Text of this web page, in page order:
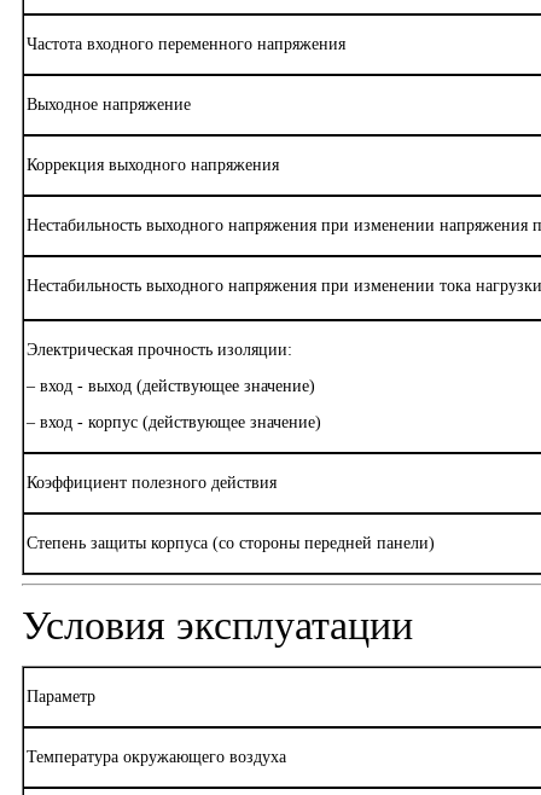
Частота входного переменного напряжения
Выходное напряжение
Коррекция выходного напряжения
Нестабильность выходного напряжения при изменении напряжения
Нестабильность выходного напряжения при изменении тока
Электрическая прочность изоляции:
– вход - выход (действующее значение)
– вход - корпус (действующее значение)
Коэффициент полезного действия
Степень защиты корпуса (со стороны передней панели)
Условия эксплуатации
Параметр
Температура окружающего воздуха